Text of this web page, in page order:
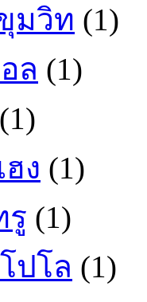
มวิท (1)
ล (1)
(1)
ง (1)
รู (1)
ปโล (1)